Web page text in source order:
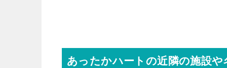
あったかハートの近隣の施設や